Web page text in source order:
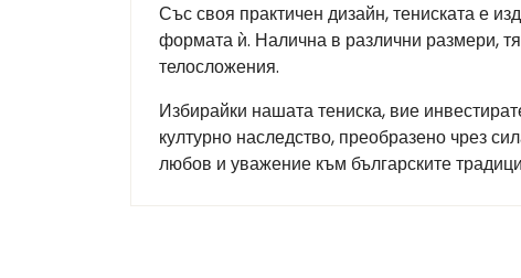
Със своя практичен дизайн, тениската е
формата ѝ. Налична в различни размери,
телосложения.
Избирайки нашата тениска, вие
културно наследство, преобразено чрез
любов и уважение към българските